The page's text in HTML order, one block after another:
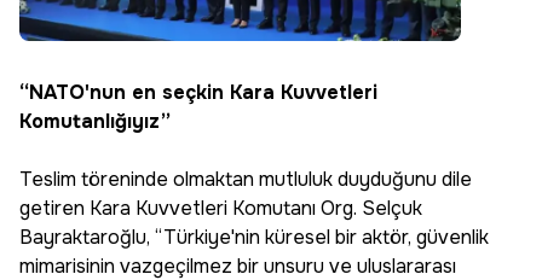
“NATO'nun en seçkin Kara Kuvvetleri
Komutanlığıyız”
Teslim töreninde olmaktan mutluluk duyduğunu dile
getiren Kara Kuvvetleri Komutanı Org. Selçuk
Bayraktaroğlu, “Türkiye'nin küresel bir aktör, güvenlik
mimarisinin vazgeçilmez bir unsuru ve uluslararası